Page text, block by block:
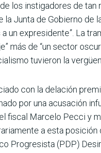
los instigadores de
Junta de Gobierno de
un expresidente”. La
más de “un sector
tuvieron la
con la delación
por una acusación
fis­cal Marcelo Pecci y
a esta
Progresista (PDP)